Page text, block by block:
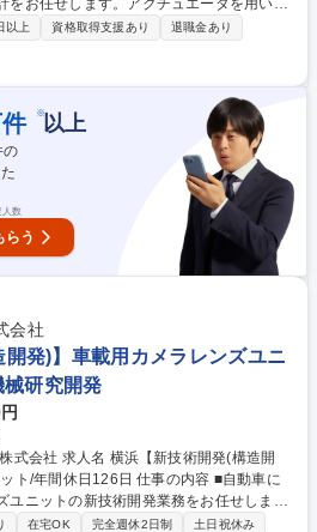
をお任せします。アクチュエータを用いた
構築、さらには海外工場の立ち上げ支援ま
具体的には】エアシリン
アクチュエータを使った卓上自動機の機械
設計／車載製品の量産における工程設計及
理／生産設備・工程の技術検証 【海外出
として1週間～3ヶ月程度となります 【海
)に海外工場への赴任の可能性があります
械）】年間休日126日/車載用カメラレンズ
以上 資格取得支援あり
退職金あり
※以上
の
数
らう
会社
発)】車載用カメラレンズユニ
研究開発
術開発(構造開
126日 仕事の内容 ■自動車に
ユニットの新技術開発業務をお任せしま
差別化する高付加価値製品の開発・新技術
在宅OK 完全週休2日制 土日祝休み